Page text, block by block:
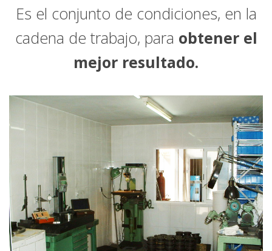
Es el conjunto de condiciones, en la
cadena de trabajo, para obtener el
mejor resultado.